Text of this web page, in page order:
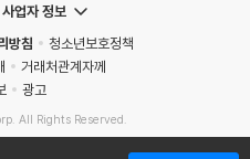
업자 정보
방침
청소년보호정책
거래처관계자께
광고
All Rights Reserved.